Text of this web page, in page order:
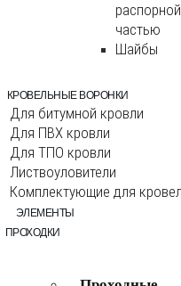
распорной
частью
Шайбы
КРОВЕЛЬНЫЕ ВОРОНКИ
Для битумной кровли
Для ПВХ кровли
Для ТПО кровли
Листвоуловители
Комплектующие для
ЭЛЕМЕНТЫ
ПРОХОДКИ